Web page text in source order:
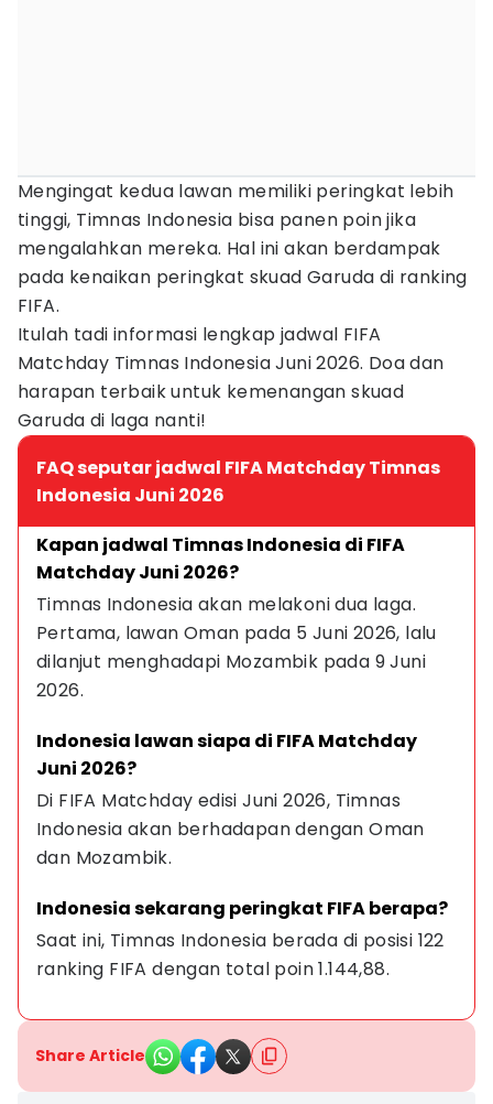
Mengingat kedua lawan memiliki peringkat lebih
tinggi, Timnas Indonesia bisa panen poin jika
mengalahkan mereka. Hal ini akan berdampak
pada kenaikan peringkat skuad Garuda di ranking
FIFA.
Itulah tadi informasi lengkap jadwal FIFA
Matchday Timnas Indonesia Juni 2026. Doa dan
harapan terbaik untuk kemenangan skuad
Garuda di laga nanti!
FAQ seputar jadwal FIFA Matchday Timnas
Indonesia Juni 2026
Kapan jadwal Timnas Indonesia di FIFA
Matchday Juni 2026?
Timnas Indonesia akan melakoni dua laga.
Pertama, lawan Oman pada 5 Juni 2026, lalu
dilanjut menghadapi Mozambik pada 9 Juni
2026.
Indonesia lawan siapa di FIFA Matchday
Juni 2026?
Di FIFA Matchday edisi Juni 2026, Timnas
Indonesia akan berhadapan dengan Oman
dan Mozambik.
Indonesia sekarang peringkat FIFA berapa?
Saat ini, Timnas Indonesia berada di posisi 122
ranking FIFA dengan total poin 1.144,88.
Share Article